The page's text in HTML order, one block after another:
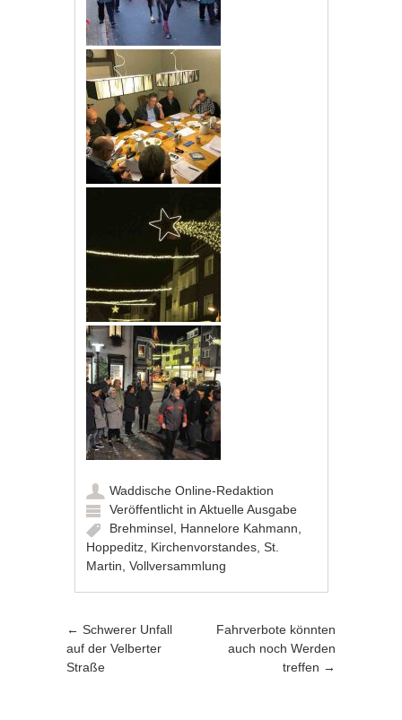
Waddische Online-Redaktion
Veröffentlicht inAktuelle Ausgabe
Brehminsel Hannelore Kahmann
Hoppeditz Kirchenvorstandes ,St.
Martin ,Vollversammlung
Artikel-Navigation
← Schwerer Unfall
auf der Velberter
Straße
Fahrverbote könnten
auch noch Werden
treffen →